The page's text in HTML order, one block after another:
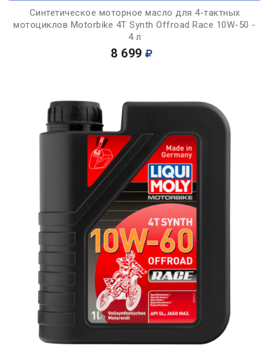
Синтетическое моторное масло для 4-тактных
мотоциклов Motorbike 4T Synth Offroad Race 10W-50 -
4 л
8 699